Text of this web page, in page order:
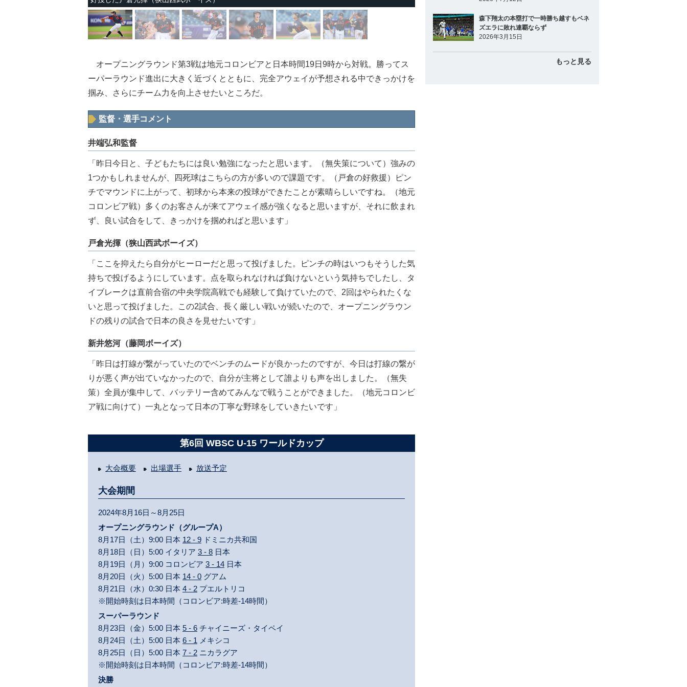
オープニングラウンド第3戦は地元コロンビアと日本時間19日9時から対戦。勝ってス
ーパーラウンド進出に大きく近づくとともに、完全アウェイが予想される中できっかけを
掴み、さらにチーム力を向上させたいところだ。
監督・選手コメント
井端弘和監督
「昨日今日と、子どもたちには良い勉強になったと思います。（無失策について）強みの
1つかもしれませんが、四死球はこちらの方が多いので課題です。（戸倉の好救援）ピン
チでマウンドに上がって、初球から本来の投球ができたことが素晴らしいですね。（地元
コロンビア戦）多くのお客さんが来てアウェイ感が強くなると思いますが、それに飲まれ
ず、良い試合をして、きっかけを掴めればと思います」
戸倉光揮（狭山西武ボーイズ）
「ここを抑えたら自分がヒーローだと思って投げました。ピンチの時はいつもそうした気
持ちで投げるようにしています。点を取られなければ負けないという気持ちでしたし、タ
イブレークは直前合宿の中央学院高戦でも経験して負けていたので、2回はやられたくな
いと思って投げました。この2試合、長く厳しい戦いが続いたので、オープニングラウン
ドの残りの試合で日本の良さを見せたいです」
新井悠河（藤岡ボーイズ）
「昨日は打線が繋がっていたのでベンチのムードが良かったのですが、今日は打線の繋が
りが悪く声が出ていなかったので、自分が主将として誰よりも声を出しました。（無失
策）全員が集中して、バッテリー含めてみんなで戦うことができました。（地元コロンビ
ア戦に向けて）一丸となって日本の丁寧な野球をしていきたいです」
第6回 WBSC U-15 ワールドカップ
大会概要 出場選手 放送予定
大会期間
2024年8月16日～8月25日
オープニングラウンド（グループA）
8月17日（土）9:00 日本 12 - 9 ドミニカ共和国
8月18日（日）5:00 イタリア 3 - 8 日本
8月19日（月）9:00 コロンビア 3 - 14 日本
8月20日（火）5:00 日本 14 - 0 グアム
8月21日（水）0:30 日本 4 - 2 プエルトリコ
※開始時刻は日本時間（コロンビア:時差-14時間）
スーパーラウンド
8月23日（金）5:00 日本 5 - 6 チャイニーズ・タイペイ
8月24日（土）5:00 日本 6 - 1 メキシコ
8月25日（日）5:00 日本 7 - 2 ニカラグア
※開始時刻は日本時間（コロンビア:時差-14時間）
決勝
森下翔太の本塁打で一時勝ち越すもベネ
ズエラに敗れ連覇ならず
2026年3月15日
もっと見る